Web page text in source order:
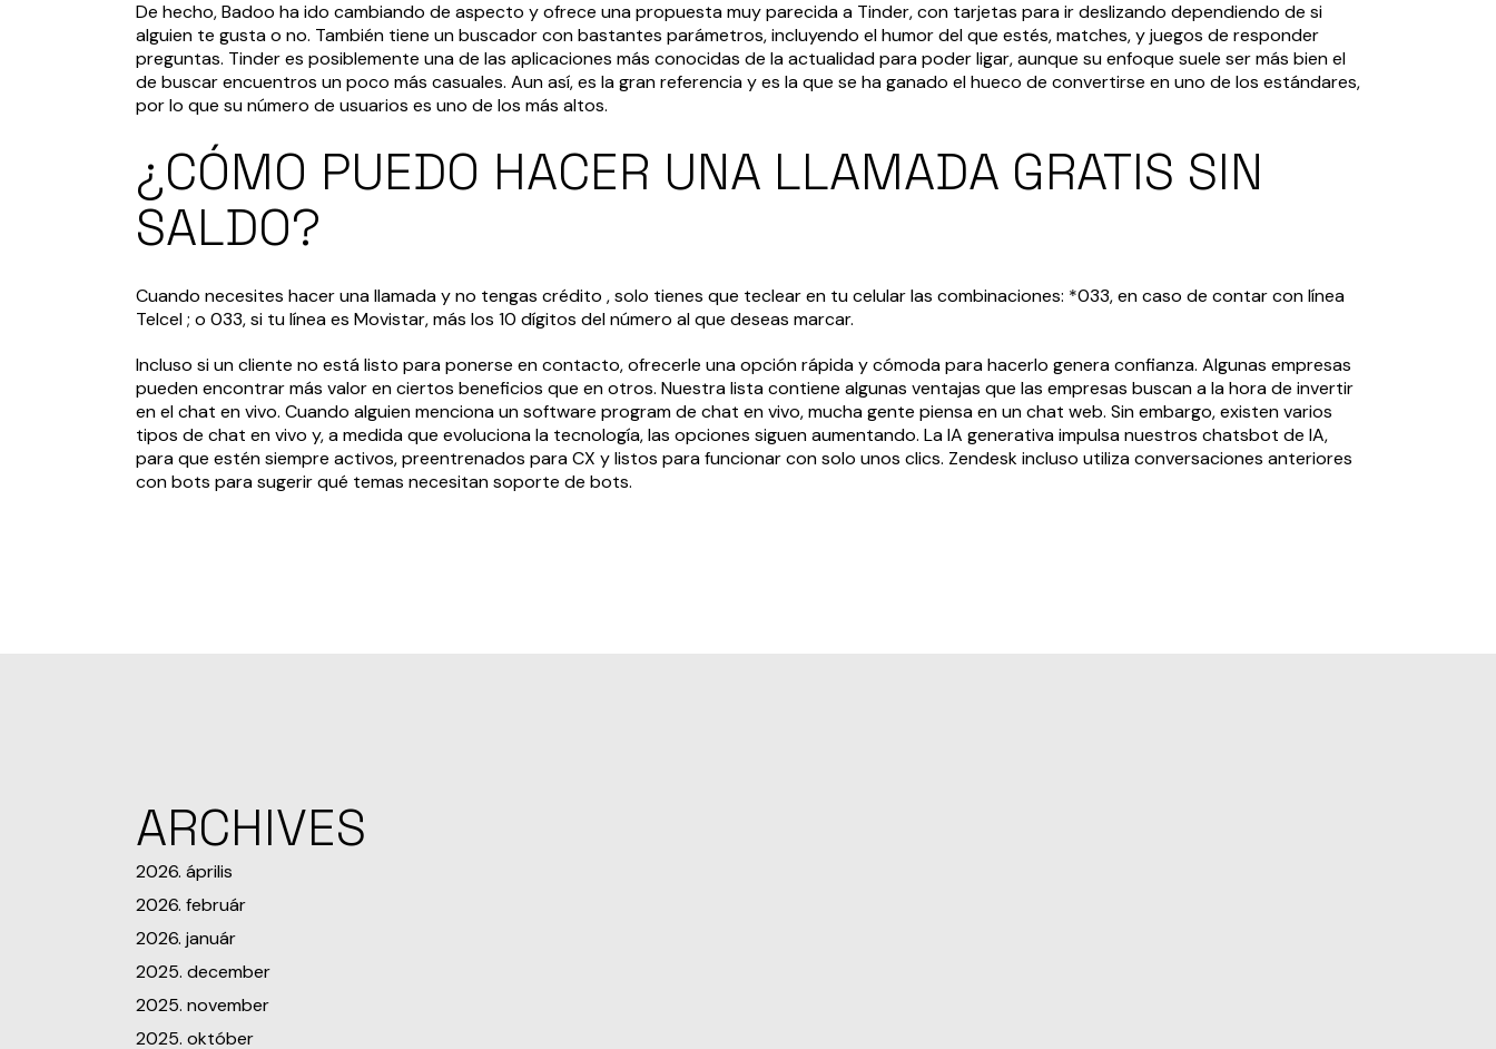
De hecho, Badoo ha ido cambiando de aspecto y ofrece una propuesta muy parecida a Tinder, con tarjetas para ir deslizando dependiendo de si
alguien te gusta o no. También tiene un buscador con bastantes parámetros, incluyendo el humor del que estés, matches, y juegos de responder
preguntas. Tinder es posiblemente una de las aplicaciones más conocidas de la actualidad para poder ligar, aunque su enfoque suele ser más bien el
de buscar encuentros un poco más casuales. Aun así, es la gran referencia y es la que se ha ganado el hueco de convertirse en uno de los estándares,
por lo que su número de usuarios es uno de los más altos.
¿CÓMO PUEDO HACER UNA LLAMADA GRATIS SIN
SALDO?
Cuando necesites hacer una llamada y no tengas crédito , solo tienes que teclear en tu celular las combinaciones: *033, en caso de contar con línea
Telcel ; o 033, si tu línea es Movistar, más los 10 dígitos del número al que deseas marcar.
Incluso si un cliente no está listo para ponerse en contacto, ofrecerle una opción rápida y cómoda para hacerlo genera confianza. Algunas empresas
pueden encontrar más valor en ciertos beneficios que en otros. Nuestra lista contiene algunas ventajas que las empresas buscan a la hora de invertir
en el chat en vivo. Cuando alguien menciona un software program de chat en vivo, mucha gente piensa en un chat web. Sin embargo, existen varios
tipos de chat en vivo y, a medida que evoluciona la tecnología, las opciones siguen aumentando. La IA generativa impulsa nuestros chatsbot de IA,
para que estén siempre activos, preentrenados para CX y listos para funcionar con solo unos clics. Zendesk incluso utiliza conversaciones anteriores
con bots para sugerir qué temas necesitan soporte de bots.
ARCHIVES
2026. április
2026. február
2026. január
2025. december
2025. november
2025. október